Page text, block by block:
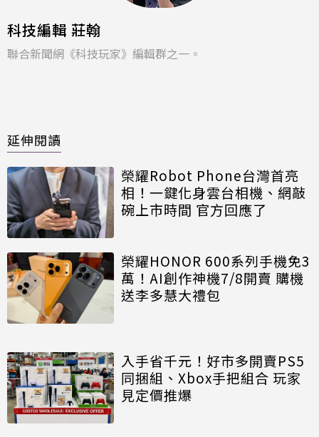
科技編輯 莊翰
聯合新聞網《科技玩家》編輯群之一。
延伸閱讀
榮耀Robot Phone台灣首亮
相！一鍵化身雲台相機、網敲
碗上市時間 官方回應了
榮耀HONOR 600系列手機免3
萬！AI創作神機7/8開賣 購機
送李多慧大禮包
入手省千元！好市多開賣PS5
同捆組、Xbox手把組合 玩家
見定價推爆